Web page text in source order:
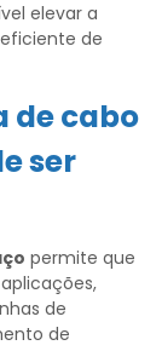
elevar a
de
de cabo
ser
permite que
de
de